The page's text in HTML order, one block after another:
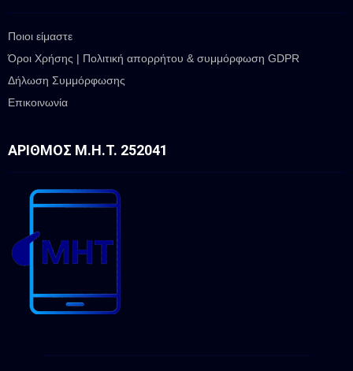
Ποιοι είμαστε
Όροι Χρήσης | Πολιτική απορρήτου & συμμόρφωση GDPR
Δήλωση Συμμόρφωσης
Επικοινωνία
ΑΡΙΘΜΌΣ Μ.Η.Τ. 252041